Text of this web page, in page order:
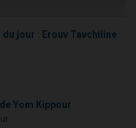
du jour : Erouv Tavchiline
Yom Kippour